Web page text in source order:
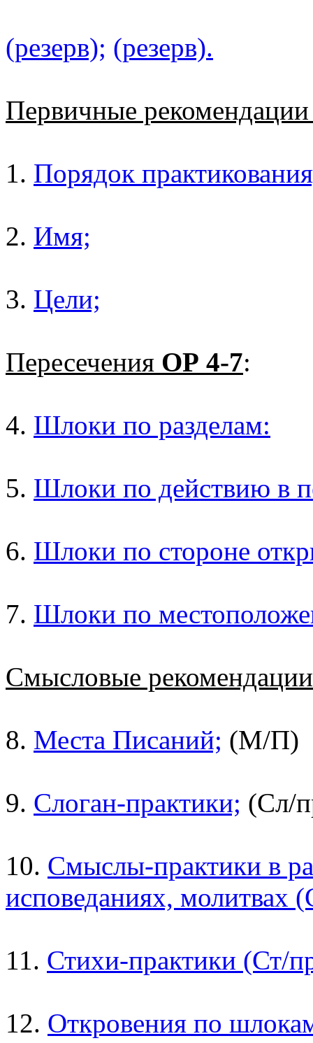
(резерв); (резерв).
Первичные
1. Порядок
2. Имя;
3. Цели;
Пересечения ОР 4-7:
4. Шлоки по разделам:
5. Шлоки по действию в
6. Шлоки по стороне
7. Шлоки по
Смысловые
8. Места Писаний; (М/П)
9. Слоган-практики; (Сл/
10. Смыслы-практики в
исповеданиях,
11. Стихи-практики (Ст/
12. Откровения по